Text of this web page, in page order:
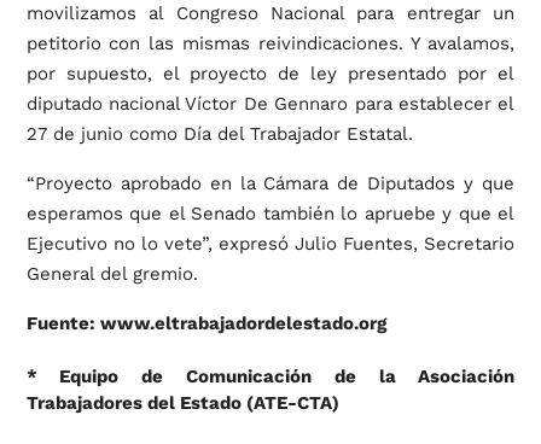
movilizamos al Congreso Nacional para entregar un
petitorio con las mismas reivindicaciones. Y avalamos,
por supuesto, el proyecto de ley presentado por el
diputado nacional Víctor De Gennaro para establecer el
27 de junio como Día del Trabajador Estatal.
“Proyecto aprobado en la Cámara de Diputados y que
esperamos que el Senado también lo apruebe y que el
Ejecutivo no lo vete”, expresó Julio Fuentes, Secretario
General del gremio.
Fuente: www.eltrabajadordelestado.org
* Equipo de Comunicación de la Asociación
Trabajadores del Estado (ATE-CTA)